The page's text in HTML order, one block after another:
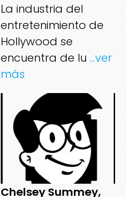
La industria del
entretenimiento de
Hollywood se
encuentra de lu ...ver
más
Chelsey Summey,